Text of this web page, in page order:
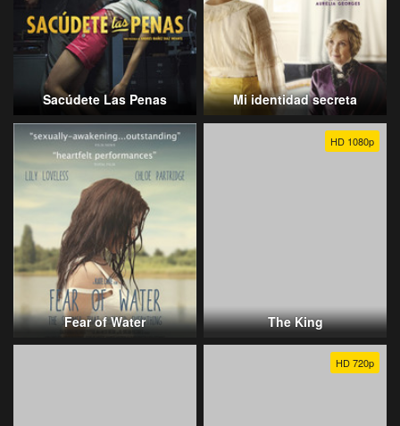
Sacúdete Las Penas Mi identidad secreta
Fear of Water
HD 1080p
The King
HD 720p